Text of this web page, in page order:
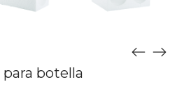
botella